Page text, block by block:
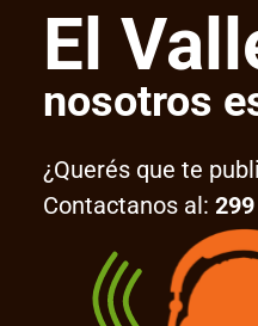
El
nosotros
¿Querés que te
Contactanos al: